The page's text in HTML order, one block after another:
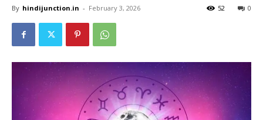
By hindijunction.in - February 3, 2026 0
52